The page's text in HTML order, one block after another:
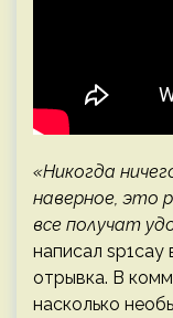
«Никогда
наверное, это
все получат
написал sp1cay
отрывка. В
насколько